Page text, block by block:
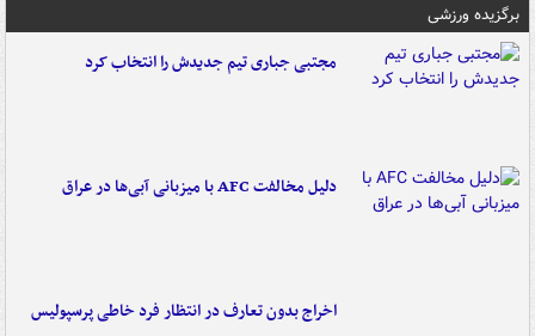
برگزیده ورزشی
مجتبی جباری تیم جدیدش را انتخاب کرد
دلیل مخالفت AFC با میزبانی آبی‌ها در عراق
اخراج بدون تعارف در انتظار فرد خاطی پرسپولیس